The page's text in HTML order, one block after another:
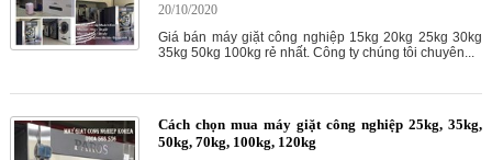
20/10/2020
Giá bán máy giặt công nghiệp 15kg 20kg 25kg 30kg
35kg 50kg 100kg rẻ nhất. Công ty chúng tôi chuyên...
Cách chọn mua máy giặt công nghiệp 25kg, 35kg,
50kg, 70kg, 100kg, 120kg